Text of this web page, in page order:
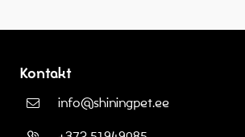
Kontakt
info@shiningpet.ee